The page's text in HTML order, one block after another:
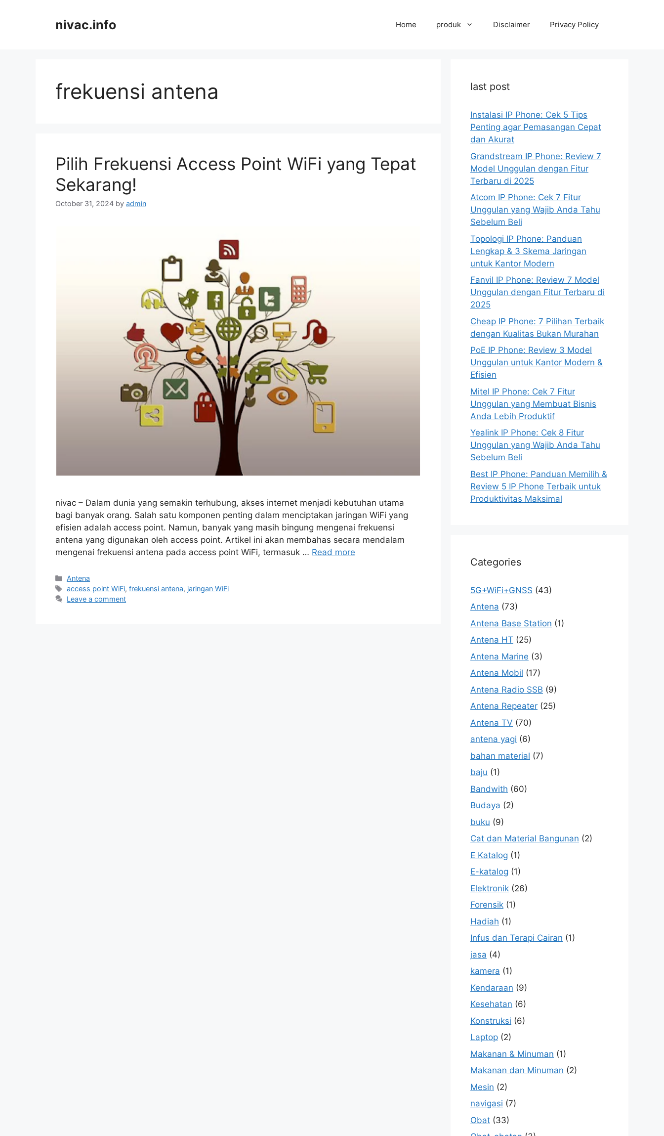
nivac.info Home produk Disclaimer Privacy Policy
frekuensi antena
Pilih Frekuensi Access Point WiFi yang Tepat
Sekarang!
October 31, 2024 by admin
nivac – Dalam dunia yang semakin terhubung, akses internet menjadi kebutuhan utama
bagi banyak orang. Salah satu komponen penting dalam menciptakan jaringan WiFi yang
efisien adalah access point. Namun, banyak yang masih bingung mengenai frekuensi
antena yang digunakan oleh access point. Artikel ini akan membahas secara mendalam
mengenai frekuensi antena pada access point WiFi, termasuk … Read more
Categories
Antena
Tags
access point WiFi,frekuensi antena, jaringan WiFi
Leave a comment
last post
Instalasi IP Phone: Cek 5 Tips
Penting agar Pemasangan Cepat
dan Akurat
Grandstream IP Phone: Review 7
Model Unggulan dengan Fitur
Terbaru di 2025
Atcom IP Phone: Cek 7 Fitur
Unggulan yang Wajib Anda Tahu
Sebelum Beli
Topologi IP Phone: Panduan
Lengkap & 3 Skema Jaringan
untuk Kantor Modern
Fanvil IP Phone: Review 7 Model
Unggulan dengan Fitur Terbaru di
2025
Cheap IP Phone: 7 Pilihan Terbaik
dengan Kualitas Bukan Murahan
PoE IP Phone: Review 3 Model
Unggulan untuk Kantor Modern &
Efisien
Mitel IP Phone: Cek 7 Fitur
Unggulan yang Membuat Bisnis
Anda Lebih Produktif
Yealink IP Phone: Cek 8 Fitur
Unggulan yang Wajib Anda Tahu
Sebelum Beli
Best IP Phone: Panduan Memilih &
Review 5 IP Phone Terbaik untuk
Produktivitas Maksimal
Categories
5G+WiFi+GNSS (43)
Antena (73)
Antena Base Station (1)
Antena HT (25)
Antena Marine (3)
Antena Mobil (17)
Antena Radio SSB (9)
Antena Repeater (25)
Antena TV (70)
antena yagi (6)
bahan material (7)
baju (1)
Bandwith (60)
Budaya (2)
buku (9)
Cat dan Material Bangunan (2)
E Katalog (1)
E-katalog (1)
Elektronik (26)
Forensik (1)
Hadiah (1)
Infus dan Terapi Cairan (1)
jasa (4)
kamera (1)
Kendaraan (9)
Kesehatan (6)
Konstruksi (6)
Laptop (2)
Makanan & Minuman (1)
Makanan dan Minuman (2)
Mesin (2)
navigasi (7)
Obat (33)